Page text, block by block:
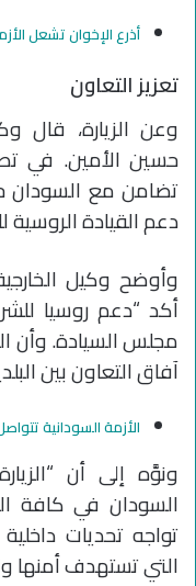
أذرع الإخوان تشعل
تعزيز التعاون
وعن الزيارة، قال
حسين الأمين. في
تضامن مع السودان
دعم القيادة الروسية
وأوضح وكيل
أكد “دعم روسيا
مجلس السيادة. وأن
آفاق التعاون بين
الأزمة السودانية
ونوَّه إلى أن
السودان في كافة
تواجه تحديات
التي تستهدف أمنها